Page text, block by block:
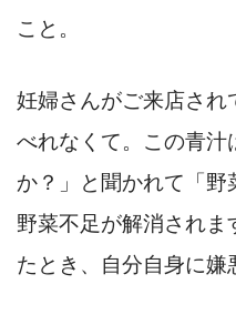
こと。
妊婦さんがご来店され
べれなくて。この青汁
か？」と聞かれて「野
野菜不足が解消されま
たとき、自分自身に嫌